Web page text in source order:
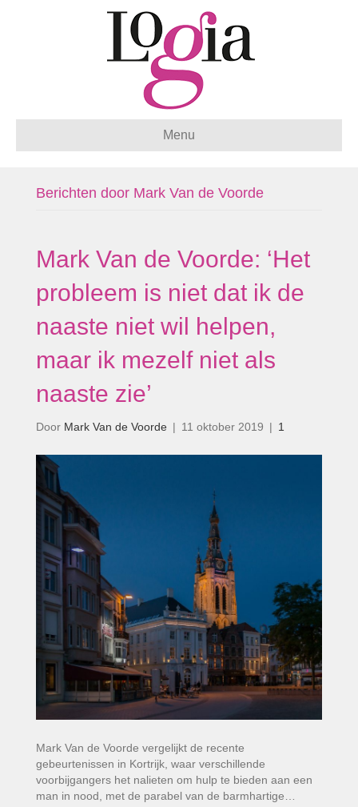
Menu
Berichten door Mark Van de Voorde
Mark Van de Voorde: ‘Het
probleem is niet dat ik de
naaste niet wil helpen,
maar ik mezelf niet als
naaste zie’
Door Mark Van de Voorde | 11 oktober 2019 | 1
Mark Van de Voorde vergelijkt de recente
gebeurtenissen in Kortrijk, waar verschillende
voorbijgangers het nalieten om hulp te bieden aan een
man in nood, met de parabel van de barmhartige…